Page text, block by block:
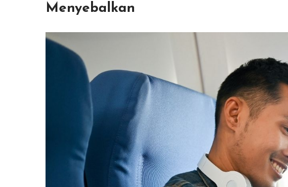
Menyebalkan